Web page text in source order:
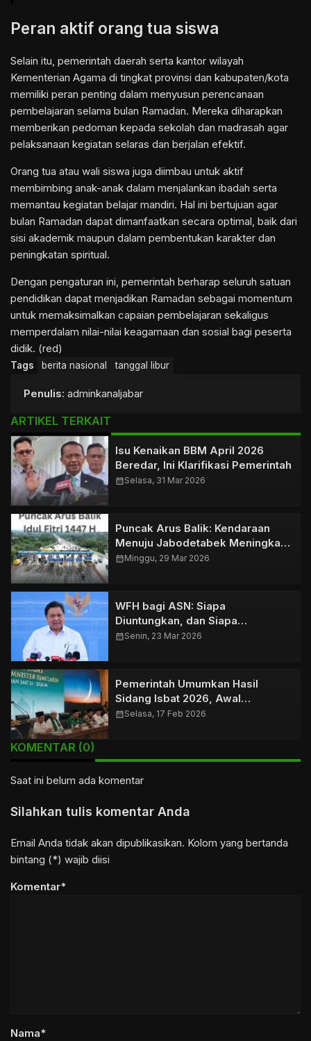
Peran aktif orang tua siswa
Selain itu, pemerintah daerah serta kantor wilayah
Kementerian Agama di tingkat provinsi dan kabupaten/kota
memiliki peran penting dalam menyusun perencanaan
pembelajaran selama bulan Ramadan. Mereka diharapkan
memberikan pedoman kepada sekolah dan madrasah agar
pelaksanaan kegiatan selaras dan berjalan efektif.
Orang tua atau wali siswa juga diimbau untuk aktif
membimbing anak-anak dalam menjalankan ibadah serta
memantau kegiatan belajar mandiri. Hal ini bertujuan agar
bulan Ramadan dapat dimanfaatkan secara optimal, baik dari
sisi akademik maupun dalam pembentukan karakter dan
peningkatan spiritual.
Dengan pengaturan ini, pemerintah berharap seluruh satuan
pendidikan dapat menjadikan Ramadan sebagai momentum
untuk memaksimalkan capaian pembelajaran sekaligus
memperdalam nilai-nilai keagamaan dan sosial bagi peserta
didik. (red)
Tags berita nasional tanggal libur
Penulis: adminkanaljabar
ARTIKEL TERKAIT
Isu Kenaikan BBM April 2026
Beredar, Ini Klarifikasi Pemerintah
calendar_monthSelasa, 31 Mar 2026
Puncak Arus Balik: Kendaraan
Menuju Jabodetabek Meningkat
Tajam
calendar_monthMinggu, 29 Mar 2026
WFH bagi ASN: Siapa
Diuntungkan, dan Siapa
Dirugikan?
calendar_monthSenin, 23 Mar 2026
Pemerintah Umumkan Hasil
Sidang Isbat 2026, Awal
Ramadhan 1447.H Ditentukan
calendar_monthSelasa, 17 Feb 2026
KOMENTAR (0)
Saat ini belum ada komentar
Silahkan tulis komentar Anda
Email Anda tidak akan dipublikasikan. Kolom yang bertanda
bintang (*) wajib diisi
Komentar*
Nama*